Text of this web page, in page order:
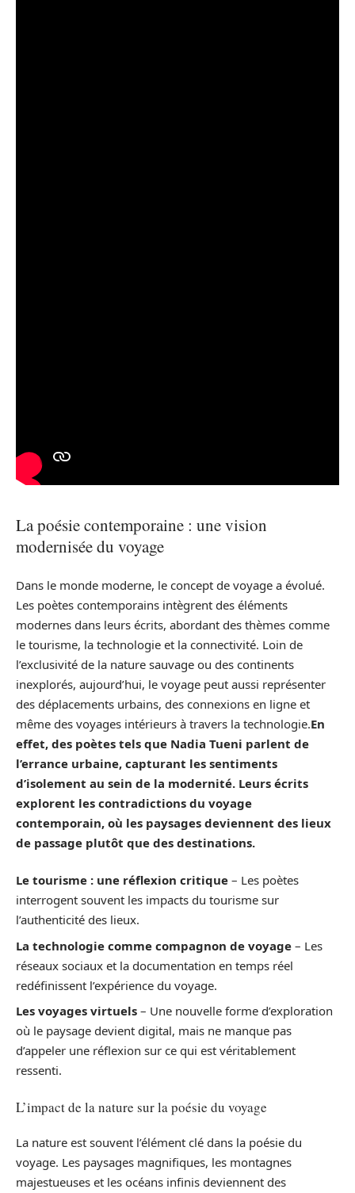
La poésie contemporaine : une vision
modernisée du voyage
Dans le monde moderne, le concept de voyage a évolué.
Les poètes contemporains intègrent des éléments
modernes dans leurs écrits, abordant des thèmes comme
le tourisme, la technologie et la connectivité. Loin de
l’exclusivité de la nature sauvage ou des continents
inexplorés, aujourd’hui, le voyage peut aussi représenter
des déplacements urbains, des connexions en ligne et
même des voyages intérieurs à travers la technologie.En
effet, des poètes tels que Nadia Tueni parlent de
l’errance urbaine, capturant les sentiments
d’isolement au sein de la modernité. Leurs écrits
explorent les contradictions du voyage
contemporain, où les paysages deviennent des lieux
de passage plutôt que des destinations.
Le tourisme : une réflexion critique – Les poètes
interrogent souvent les impacts du tourisme sur
l’authenticité des lieux.
La technologie comme compagnon de voyage – Les
réseaux sociaux et la documentation en temps réel
redéfinissent l’expérience du voyage.
Les voyages virtuels – Une nouvelle forme d’exploration
où le paysage devient digital, mais ne manque pas
d’appeler une réflexion sur ce qui est véritablement
ressenti.
L’impact de la nature sur la poésie du voyage
La nature est souvent l’élément clé dans la poésie du
voyage. Les paysages magnifiques, les montagnes
majestueuses et les océans infinis deviennent des